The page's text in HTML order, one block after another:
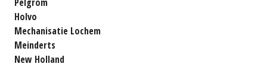
Holvo
Mechanisatie Lochem
Meinderts
New Holland